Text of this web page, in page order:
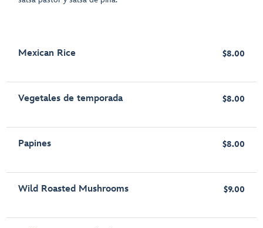
Mexican Rice $8.00
Vegetales de temporada $8.00
Papines $8.00
Wild Roasted Mushrooms $9.00